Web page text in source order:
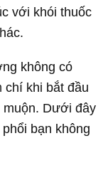
với khói thuốc
không có
chí khi bắt đầu
muộn. Dưới đây
bạn không